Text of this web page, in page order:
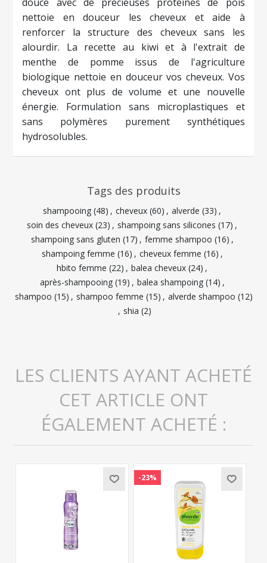
nettoie en douceur les cheveux et aide à
renforcer la structure des cheveux sans les
alourdir. La recette au kiwi et à l'extrait de
menthe de pomme issus de l'agriculture
biologique nettoie en douceur vos cheveux. Vos
cheveux ont plus de volume et une nouvelle
énergie. Formulation sans microplastiques et
sans polymères purement synthétiques
hydrosolubles.
Tags des produits
shampooing (48) , cheveux (60) , alverde (33) ,
soin des cheveux (23) , shampoing sans silicones (17) ,
shampoing sans gluten (17) , femme shampoo (16) ,
shampoing femme (16) , cheveux femme (16) ,
hbito femme (22) , balea cheveux (24) ,
après-shampooing (19) , balea shampoing (14) ,
shampoo (15) , shampoo femme (15) , alverde shampoo (12)
, shia (2)
LES CLIENTS AYANT ACHETÉ
CET ARTICLE ONT
ÉGALEMENT ACHETÉ :
-23%